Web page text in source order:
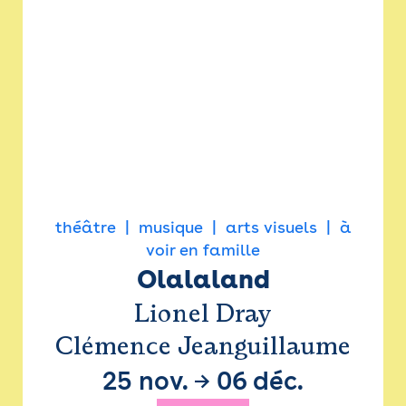
théâtre musique arts visuels
à
voir en famille
Olalaland
Lionel Dray
Clémence Jeanguillaume
25 nov. → 06 déc.